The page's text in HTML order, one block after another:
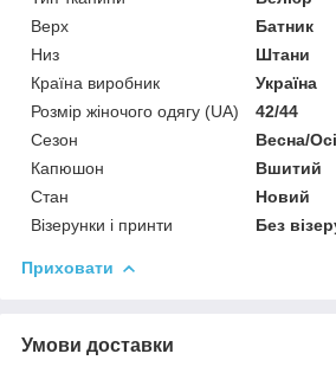
Верх
Батник
Низ
Штани
Країна виробник
Україна
Розмір жіночого одягу (UA)
42/44
Сезон
Весна/
Капюшон
Вшитий
Стан
Новий
Візерунки і принти
Без
Приховати
Умови доставки